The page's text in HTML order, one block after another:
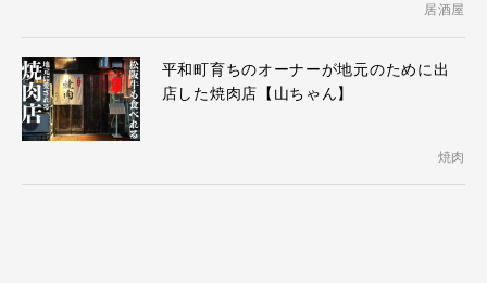
居酒屋
平和町育ちのオーナーが地元のために出
店した焼肉店【山ちゃん】
焼肉